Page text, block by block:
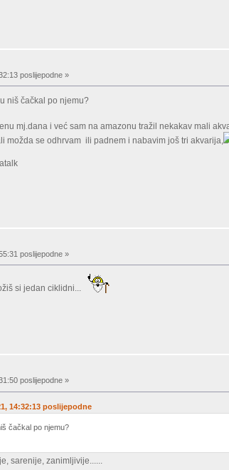
poslijepodne »
niš čačkal po njemu?
mj.dana i već sam na amazonu tražil nekakav mali
možda se odhrvam ili padnem i nabavim još tri akvarija,
poslijepodne »
si jedan ciklidni...
poslijepodne »
14:32:13 poslijepodne
čačkal po njemu?
sarenije, zanimljivije......